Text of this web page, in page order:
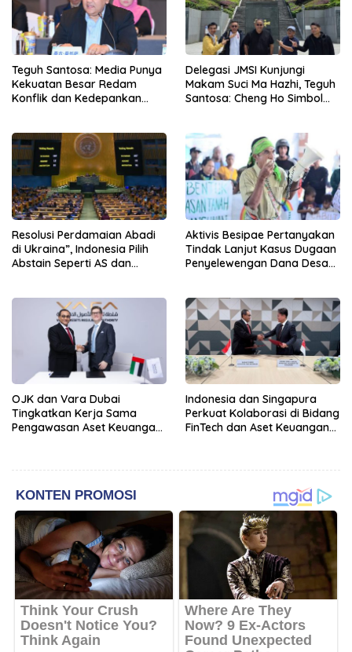
Teguh Santosa: Media Punya
Kekuatan Besar Redam
Konflik dan Kedepankan
Delegasi JMSI Kunjungi
Makam Suci Ma Hazhi, Teguh
Santosa: Cheng Ho Simbol
Resolusi Perdamaian Abadi
di Ukraina”, Indonesia Pilih
Abstain Seperti AS dan
Aktivis Besipae Pertanyakan
Tindak Lanjut Kasus Dugaan
Penyelewengan Dana Desa
OJK dan Vara Dubai
Tingkatkan Kerja Sama
Pengawasan Aset Keuangan
Indonesia dan Singapura
Perkuat Kolaborasi di Bidang
FinTech dan Aset Keuangan